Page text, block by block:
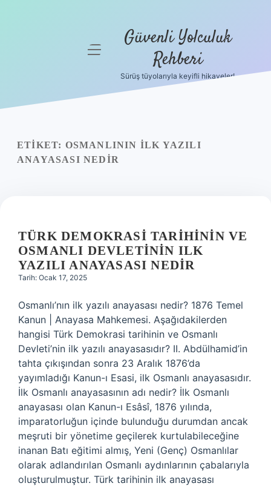
Yasal Uyarı
menüyü Güvenli Yolculuk
Rehberi
Sürüş tüyolarıyla keyifli hikayeler!
ETIKET: OSMANLININ ILK YAZILI
ANAYASASI NEDIR
TÜRK DEMOKRASI TARIHININ VE
OSMANLI DEVLETININ ILK
YAZILI ANAYASASI NEDIR
Tarih: Ocak 17, 2025
Osmanlı’nın ilk yazılı anayasası nedir? 1876 ​​​​Temel
Kanun | Anayasa Mahkemesi. Aşağıdakilerden
hangisi Türk Demokrasi tarihinin ve Osmanlı
Devleti’nin ilk yazılı anayasasıdır? II. Abdülhamid’in
tahta çıkışından sonra 23 Aralık 1876’da
yayımladığı Kanun-ı Esasi, ilk Osmanlı anayasasıdır.
İlk Osmanlı anayasasının adı nedir? İlk Osmanlı
anayasası olan Kanun-ı Esâsî, 1876 yılında,
imparatorluğun içinde bulunduğu durumdan ancak
meşruti bir yönetime geçilerek kurtulabileceğine
inanan Batı eğitimi almış, Yeni (Genç) Osmanlılar
olarak adlandırılan Osmanlı aydınlarının çabalarıyla
oluşturulmuştur. Türk tarihinin ilk anayasası